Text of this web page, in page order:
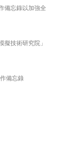
備忘錄以加強全
技術研究院」
備忘錄